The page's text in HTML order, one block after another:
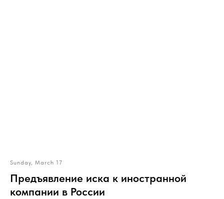
Sunday, March 17
Предъявление иска к иностранной
компании в России